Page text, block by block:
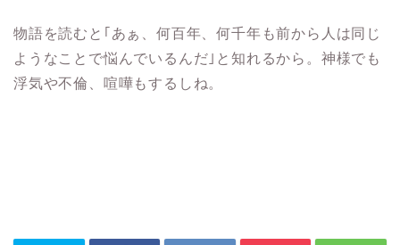
物語を読むと｢あぁ、何百年、何千年も前から人は同じ
ようなことで悩んでいるんだ｣と知れるから。神様でも
浮気や不倫、喧嘩もするしね。